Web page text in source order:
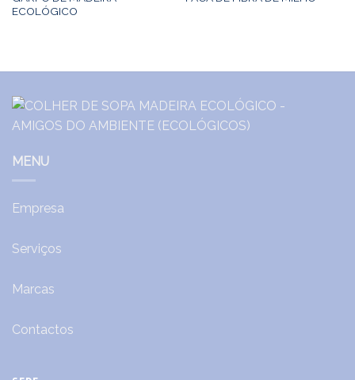
ECOLÓGICO
MENU
Empresa
Serviços
Marcas
Contactos